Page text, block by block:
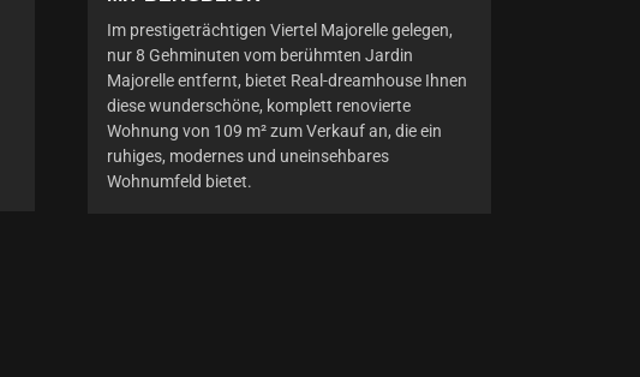
Im prestigeträchtigen Viertel Majorelle gelegen,
nur 8 Gehminuten vom berühmten Jardin
Majorelle entfernt, bietet Real-dreamhouse Ihnen
diese wunderschöne, komplett renovierte
Wohnung von 109 m² zum Verkauf an, die ein
ruhiges, modernes und uneinsehbares
Wohnumfeld bietet.